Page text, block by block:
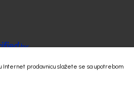
Internet prodavnicu slažete se sa upotrebom